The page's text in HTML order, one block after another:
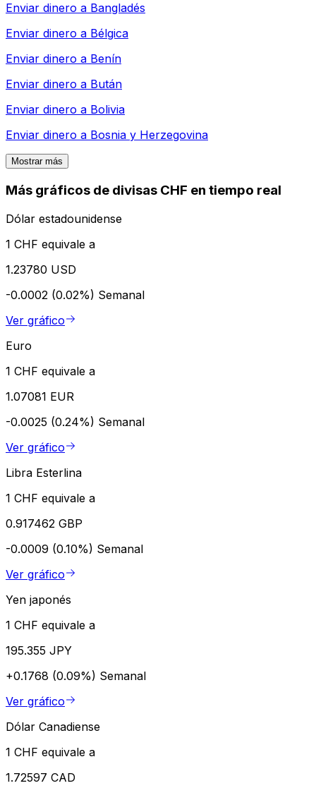
Enviar dinero a Bangladés
Enviar dinero a Bélgica
Enviar dinero a Benín
Enviar dinero a Bután
Enviar dinero a Bolivia
Enviar dinero a Bosnia y Herzegovina
Mostrar más
Más gráficos de divisas CHF en tiempo real
Dólar estadounidense
1 CHF equivale a
1.23780 USD
-0.0002 (0.02%) Semanal
Ver gráfico
Euro
1 CHF equivale a
1.07081 EUR
-0.0025 (0.24%) Semanal
Ver gráfico
Libra Esterlina
1 CHF equivale a
0.917462 GBP
-0.0009 (0.10%) Semanal
Ver gráfico
Yen japonés
1 CHF equivale a
195.355 JPY
+0.1768 (0.09%) Semanal
Ver gráfico
Dólar Canadiense
1 CHF equivale a
1.72597 CAD